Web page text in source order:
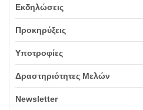
Εκδηλώσεις
Προκηρύξεις
Υποτροφίες
Δραστηριότητες Μελών
Newsletter